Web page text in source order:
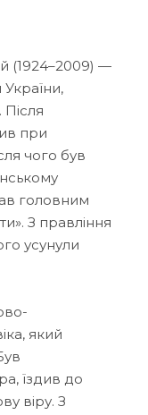
(1924–2009) —
Після
при
чого був
головним
З правління
усунули
який
їздив до
віру. З